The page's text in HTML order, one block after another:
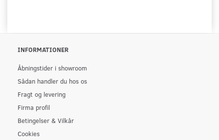
INFORMATIONER
Åbningstider i showroom
Sådan handler du hos os
Fragt og levering
Firma profil
Betingelser & Vilkår
Cookies